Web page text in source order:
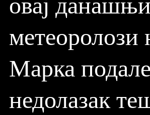
метеоролози
Марка
недолазак